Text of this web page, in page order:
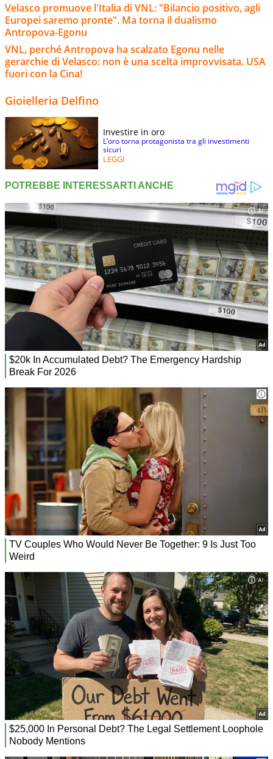
Velasco promuove l'Italia di VNL: "Bilancio positivo, agli
Europei saremo pronte". Ma torna il dualismo
Antropova-Egonu
VNL, perché Antropova ha scalzato Egonu nelle
gerarchie di Velasco: non è una scelta improvvisata. USA
fuori con la Cina!
Gioielleria Delfino
Investire in oro
L’oro torna protagonista tra gli investimenti
sicuri
LEGGI